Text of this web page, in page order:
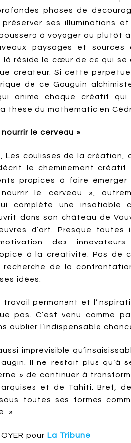
phases de
ses illuminations
à voyager ou plutôt à
paysages et sources
là réside le cœur de ce qui se
créateur. Si cette
de ce Gauguin
anime chaque créatif qui
thèse du mathématicien
le cerveau »
Les coulisses de la création,
le cheminement créatif
propices à faire émerger
le cerveau »,
complète une insatiable
dans son château de
d’art. Presque toutes
motivation des
à la créativité. Pas de
de la
idées.
permanent et
pas. C’est venu comme
oublier l’indispensable
imprévisible
Il ne restait plus qu’à
» de continuer à
et de Tahiti. Bref,
toutes ses formes
»
pour La Tribune